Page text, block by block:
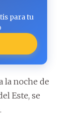
para tu
la noche de
Este, se